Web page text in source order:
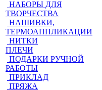
НАБОРЫ ДЛЯ
ТВОРЧЕСТВА
НАШИВКИ,
ТЕРМОАППЛИКАЦИИ
НИТКИ
ПЛЕЧИ
ПОДАРКИ РУЧНОЙ
РАБОТЫ
ПРИКЛАД
ПРЯЖА